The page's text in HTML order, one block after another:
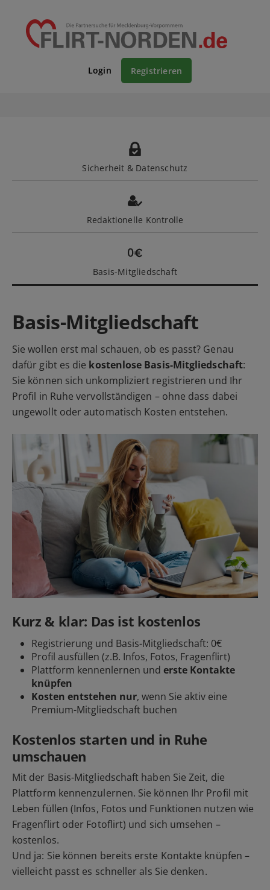
Login Registrieren
Sicherheit & Datenschutz
Redaktionelle Kontrolle
Basis-Mitgliedschaft
Basis-Mitgliedschaft
Sie wollen erst mal schauen, ob es passt? Genau
dafür gibt es die kostenlose Basis-Mitgliedschaft:
Sie können sich unkompliziert registrieren und Ihr
Profil in Ruhe vervollständigen – ohne dass dabei
ungewollt oder automatisch Kosten entstehen.
Kurz & klar: Das ist kostenlos
Registrierung und Basis-Mitgliedschaft: 0€
Profil ausfüllen (z.B. Infos, Fotos, Fragenflirt)
Plattform kennenlernen und erste Kontakte
knüpfen
Kosten entstehen nur, wenn Sie aktiv eine
Premium-Mitgliedschaft buchen
Kostenlos starten und in Ruhe
umschauen
Mit der Basis-Mitgliedschaft haben Sie Zeit, die
Plattform kennenzulernen. Sie können Ihr Profil mit
Leben füllen (Infos, Fotos und Funktionen nutzen wie
Fragenflirt oder Fotoflirt) und sich umsehen –
kostenlos.
Und ja: Sie können bereits erste Kontakte knüpfen –
vielleicht passt es schneller als Sie denken.